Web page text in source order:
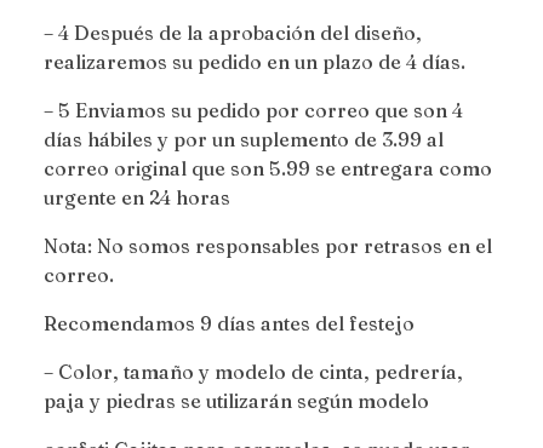
– 4 Después de la aprobación del diseño,
realizaremos su pedido en un plazo de 4 días.
– 5 Enviamos su pedido por correo que son 4
días hábiles y por un suplemento de 3.99 al
correo original que son 5.99 se entregara como
urgente en 24 horas
Nota: No somos responsables por retrasos en el
correo.
Recomendamos 9 días antes del festejo
– Color, tamaño y modelo de cinta, pedrería,
paja y piedras se utilizarán según modelo